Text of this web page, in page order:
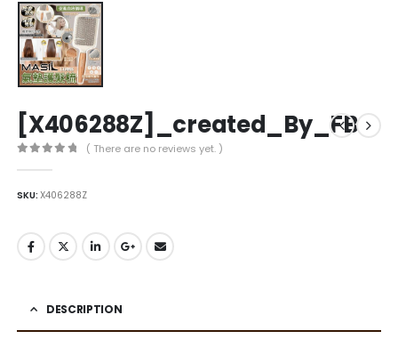
[X406288Z]_created_By_FB
( There are no reviews yet. )
SKU:X406288Z
DESCRIPTION